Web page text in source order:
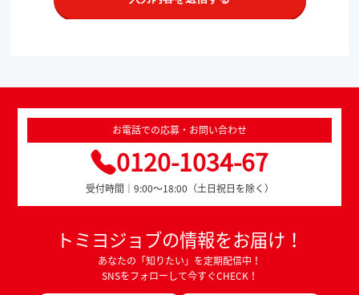
お電話での応募・お問い合わせ
0120-1034-67
受付時間｜9:00～18:00（土日祝日を除く）
トミヨジョブの情報をお届け！
あなたの「知りたい」を定期配信中！
SNSをフォローして今すぐCHECK！